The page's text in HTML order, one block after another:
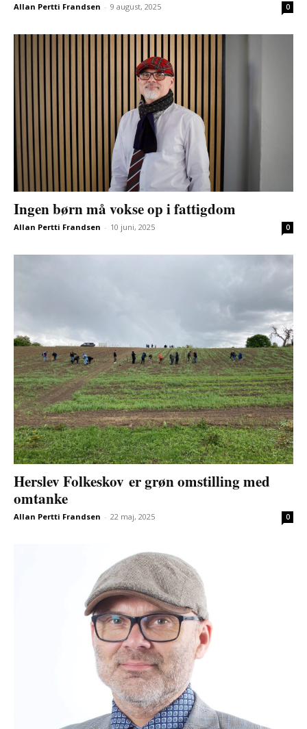
Allan Pertti Frandsen - 9 august, 2025 0
Ingen børn må vokse op i fattigdom
Allan Pertti Frandsen - 10 juni, 2025 0
Herslev Folkeskov er grøn omstilling med
omtanke
Allan Pertti Frandsen - 22 maj, 2025 0